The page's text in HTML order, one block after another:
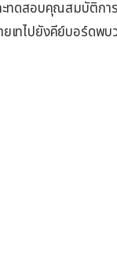
ะทดสอบคุณสมบัติก
เทไปยังคีย์บอร์ดพ